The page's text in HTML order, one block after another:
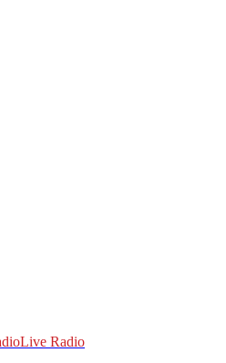
Live Radio